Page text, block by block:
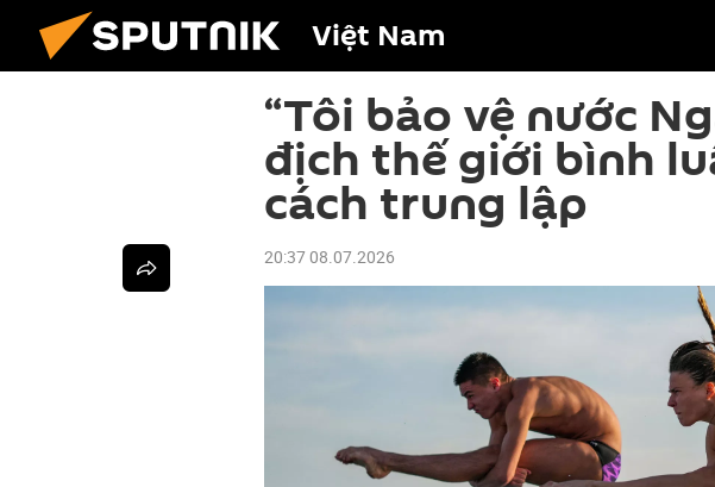
Việt Nam
“Tôi bảo vệ nước
địch thế giới bình
cách trung lập
20:37 08.07.2026